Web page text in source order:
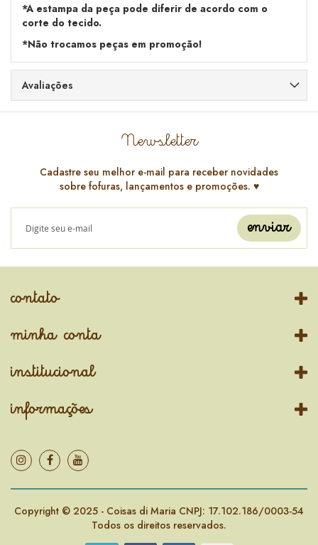
*A estampa da peça pode diferir de acordo com o
corte do tecido.
*Não trocamos peças em promoção!
Avaliações
Newsletter
Cadastre seu melhor e-mail para receber novidades
sobre fofuras, lançamentos e promoções. ♥️
enviar
contato
minha conta
institucional
informações
Copyright © 2025 - Coisas di Maria CNPJ: 17.102.186/0003-54
Todos os direitos reservados.